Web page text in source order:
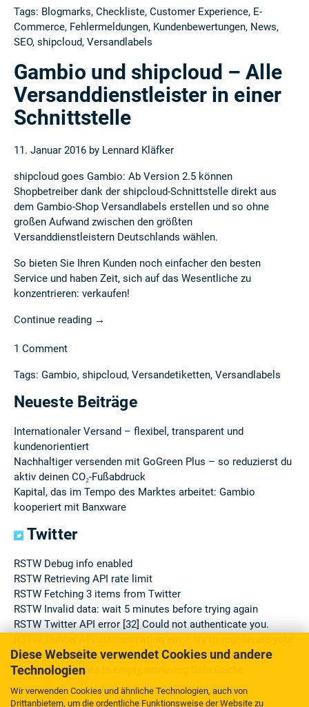
Diese Webseite verwendet Cookies und andere
Technologien
Wir verwenden Cookies und ähnliche Technologien, auch von
Drittanbietern, um die ordentliche Funktionsweise der Website zu
Tags: Blogmarks, Checkliste, Customer Experience, E-
Commerce, Fehlermeldungen, Kundenbewertungen, News,
SEO, shipcloud, Versandlabels
Gambio und shipcloud – Alle
Versanddienstleister in einer
Schnittstelle
11. Januar 2016 by Lennard Kläfker
shipcloud goes Gambio: Ab Version 2.5 können
Shopbetreiber dank der shipcloud-Schnittstelle direkt aus
dem Gambio-Shop Versandlabels erstellen und so ohne
großen Aufwand zwischen den größten
Versanddienstleistern Deutschlands wählen.
So bieten Sie Ihren Kunden noch einfacher den besten
Service und haben Zeit, sich auf das Wesentliche zu
konzentrieren: verkaufen!
Continue reading →
1 Comment
Tags: Gambio, shipcloud, Versandetiketten, Versandlabels
Neueste Beiträge
Internationaler Versand – flexibel, transparent und
kundenorientiert
Nachhaltiger versenden mit GoGreen Plus – so reduzierst du
aktiv deinen CO₂-Fußabdruck
Kapital, das im Tempo des Marktes arbeitet: Gambio
kooperiert mit Banxware
Twitter
RSTW Debug info enabled
RSTW Retrieving API rate limit
RSTW Fetching 3 items from Twitter
RSTW Invalid data: wait 5 minutes before trying again
RSTW Twitter API error [32] Could not authenticate you.
API access token
RSTW Twitter data is empty, retrieving Safe Cache